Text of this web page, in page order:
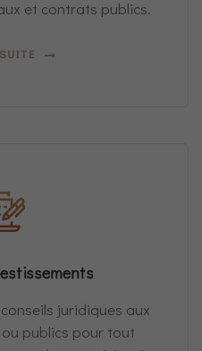
et contrats publics.
juridiques aux
publics pour tout